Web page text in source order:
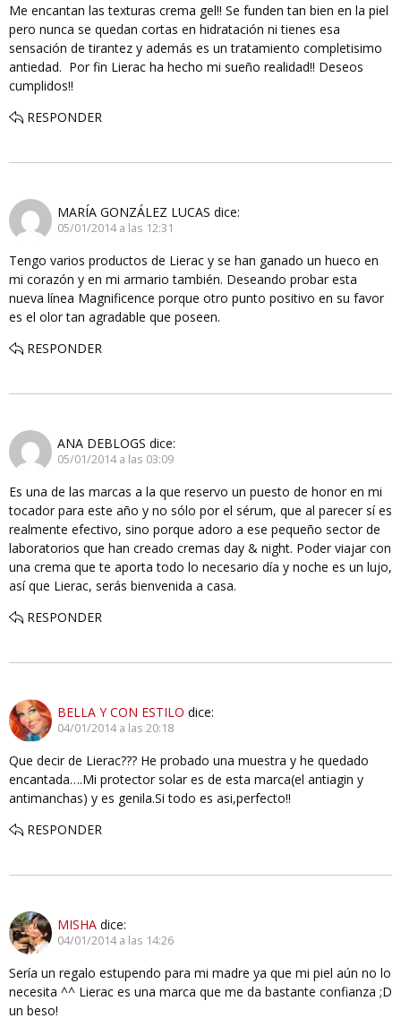
Me encantan las texturas crema gel!! Se funden tan bien en la piel
pero nunca se quedan cortas en hidratación ni tienes esa
sensación de tirantez y además es un tratamiento completisimo
antiedad. Por fin Lierac ha hecho mi sueño realidad!! Deseos
cumplidos!!
RESPONDER
MARÍA GONZÁLEZ LUCAS dice:
05/01/2014 a las 12:31
Tengo varios productos de Lierac y se han ganado un hueco en
mi corazón y en mi armario también. Deseando probar esta
nueva línea Magnificence porque otro punto positivo en su favor
es el olor tan agradable que poseen.
RESPONDER
ANA DEBLOGS dice:
05/01/2014 a las 03:09
Es una de las marcas a la que reservo un puesto de honor en mi
tocador para este año y no sólo por el sérum, que al parecer sí es
realmente efectivo, sino porque adoro a ese pequeño sector de
laboratorios que han creado cremas day & night. Poder viajar con
una crema que te aporta todo lo necesario día y noche es un lujo,
así que Lierac, serás bienvenida a casa.
RESPONDER
BELLA Y CON ESTILO dice:
04/01/2014 a las 20:18
Que decir de Lierac??? He probado una muestra y he quedado
encantada….Mi protector solar es de esta marca(el antiagin y
antimanchas) y es genila.Si todo es asi,perfecto!!
RESPONDER
MISHA dice:
04/01/2014 a las 14:26
Sería un regalo estupendo para mi madre ya que mi piel aún no lo
necesita ^^ Lierac es una marca que me da bastante confianza ;D
un beso!